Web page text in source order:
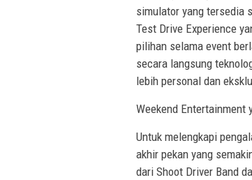
simulator yang tersedia
Test Drive Experience
pilihan selama event
secara langsung
lebih personal dan
Weekend Entertainment
Untuk melengkapi
akhir pekan yang
dari Shoot Driver Band